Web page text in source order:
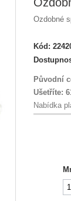
Ozdobné
Kód:
Původní
Ušetříte:
Nabídka